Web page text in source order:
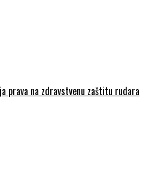
prava na zdravstvenu zaštitu rudara